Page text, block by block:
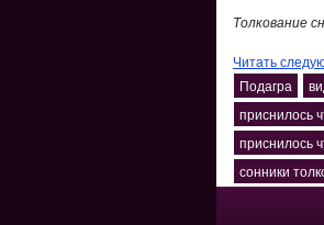
Толкование
Читать
Подагра
приснилось
приснилось
сонники